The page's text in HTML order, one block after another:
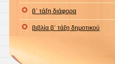
β΄ τάξη διάφορα
βιβλία β΄ τάξη δημοτικού